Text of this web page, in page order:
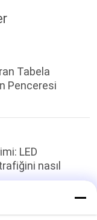
Tabela
Penceresi
LED
nasıl